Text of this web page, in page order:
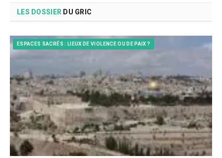
LES DOSSIER DU GRIC
ESPACES SACRÉS : LIEUX DE VIOLENCE OU DE PAIX ?